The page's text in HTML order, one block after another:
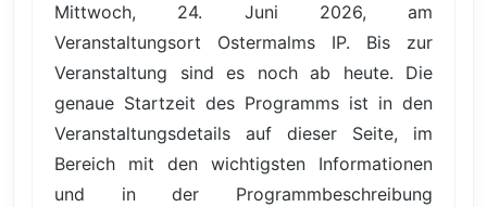
Mittwoch, 24. Juni 2026, am
Veranstaltungsort Ostermalms IP. Bis zur
Veranstaltung sind es noch ab heute. Die
genaue Startzeit des Programms ist in den
Veranstaltungsdetails auf dieser Seite, im
Bereich mit den wichtigsten Informationen
und in der Programmbeschreibung